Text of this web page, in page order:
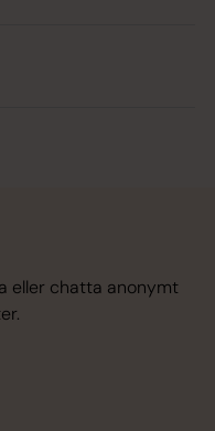
eller chatta anonymt